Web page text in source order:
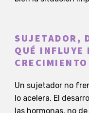
SUJETADOR,
QUÉ INFLUYE
CRECIMIENTO
Un sujetador no
lo acelera. El
las hormonas, no